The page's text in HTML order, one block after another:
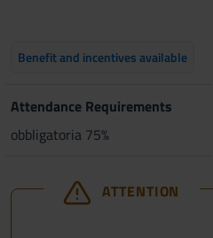
Benefit and incentives available
Attendance Requirements
obbligatoria 75%
ATTENTION